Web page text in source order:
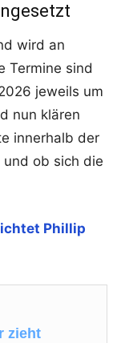
wird an
Termine sind
jeweils um
nun klären
innerhalb der
ob sich die
Phillip
zieht